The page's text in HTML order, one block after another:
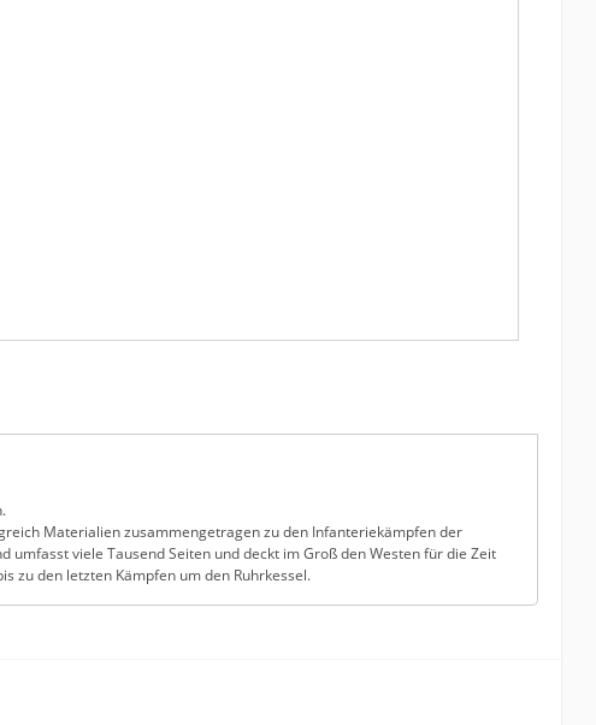
Materialien zusammengetragen zu den Infanteriekämpfen der
umfasst viele Tausend Seiten und deckt im Groß den Westen für die Zeit
zu den letzten Kämpfen um den Ruhrkessel.